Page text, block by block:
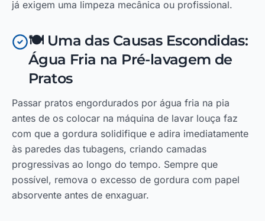
já exigem uma limpeza mecânica ou profissional.
🍽️ Uma das Causas Escondidas:
Água Fria na Pré-lavagem de
Pratos
Passar pratos engordurados por água fria na pia
antes de os colocar na máquina de lavar louça faz
com que a gordura solidifique e adira imediatamente
às paredes das tubagens, criando camadas
progressivas ao longo do tempo. Sempre que
possível, remova o excesso de gordura com papel
absorvente antes de enxaguar.